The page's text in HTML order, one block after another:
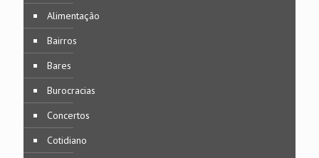
Alimentação
Bairros
Bares
Burocracias
Concertos
Cotidiano